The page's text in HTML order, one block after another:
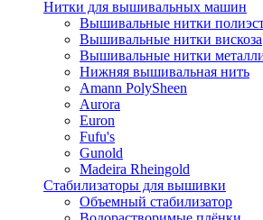
Нитки для вышивальных машин
Вышивальные нитки
Вышивальные нитки вискоза
Вышивальные нитки
Нижняя вышивальная нить
Amann PolySheen
Aurora
Euron
Fufu's
Gunold
Madeira Rheingold
Стабилизаторы для вышивки
Объемный стабилизатор